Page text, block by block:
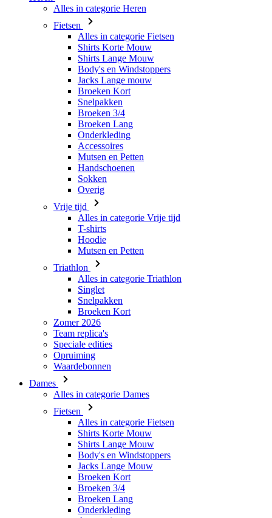
Shirts Lange Mouw
Body's en Windstoppers
Jacks Lange mouw
Broeken Kort
Snelpakken
Broeken 3/4
Broeken Lang
Onderkleding
Accessoires
Mutsen en Petten
Handschoenen
Sokken
Overig
Vrije tijd
Alles in categorie Vrije tijd
T-shirts
Hoodie
Mutsen en Petten
Triathlon
Alles in categorie Triathlon
Singlet
Snelpakken
Broeken Kort
Zomer 2026
Team replica's
Speciale edities
Opruiming
Waardebonnen
Dames
Alles in categorie Dames
Fietsen
Alles in categorie Fietsen
Shirts Lange Mouw
Body's en Windstoppers
Jacks Lange Mouw
Broeken Kort
Broeken 3/4
Broeken Lang
Onderkleding
Accessoires
Mutsen en Petten
Handschoenen
Sokken
Overig